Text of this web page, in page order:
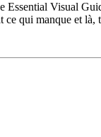
Visual
ce qui manque et là,